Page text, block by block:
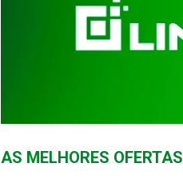
AS MELHORES OFERTAS